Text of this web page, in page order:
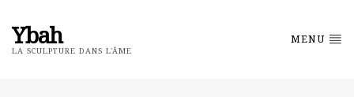
Ybah
LA SCULPTURE DANS L'ÂME
MENU